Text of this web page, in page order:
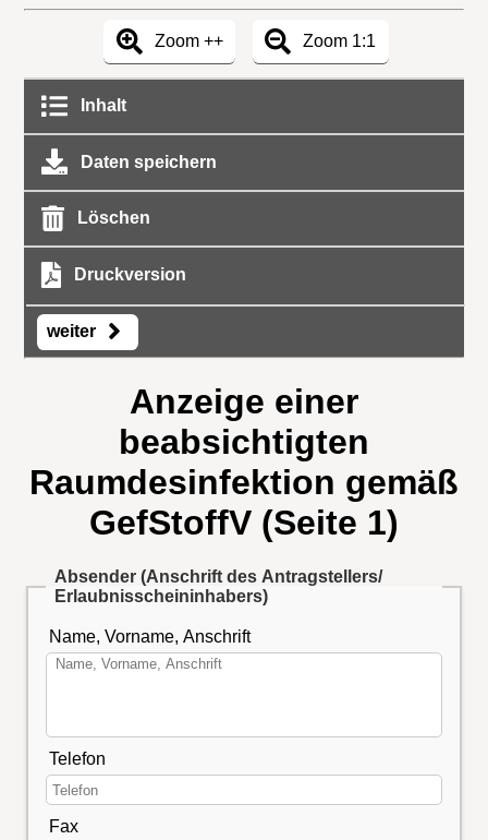
Zoom ++ Zoom 1:1
Inhalt
Daten speichern
Löschen
Druckversion
weiter
Anzeige einer
beabsichtigten
Raumdesinfektion gemäß
GefStoffV (Seite 1)
Absender (Anschrift des Antragstellers/
Erlaubnisscheininhabers)
Name, Vorname, Anschrift
Telefon
Fax